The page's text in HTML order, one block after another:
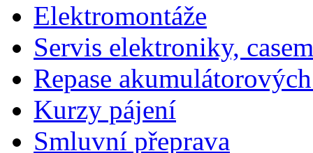
Elektromontáže
Servis elektroniky,
Repase
Kurzy pájení
Smluvní přeprava